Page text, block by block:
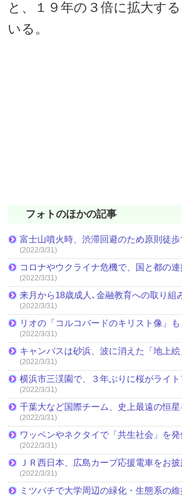
と、１９年の３倍に拡大す
いる。
フォトのほかの記事
富士山噴火時、渋滞回避のため原則徒
(2022/3/31)
コロナやウクライナ危機で、国と都の
(2022/3/31)
来月から18歳成人､金融教育への取り組
(2022/3/31)
リオの「コルコバードのキリスト像」も
(2022/3/31)
キャンバスは砂浜、波に消えた「地上絵
(2022/3/31)
横浜市三渓園で、３年ぶりに桜がライ
(2022/3/31)
千葉大など国際チーム、史上最遠の恒星
(2022/3/31)
ワッペンやネクタイで「共生社会」を発
(2022/3/31)
ＪＲ西日本、広島カープ応援電車をお披
(2022/3/31)
ミツバチで大学周辺の緑化・生態系の